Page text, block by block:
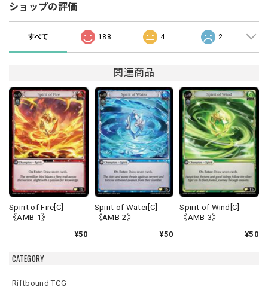
CATEGORY
Riftbound TCG
ショップの評価
すべて 188 4 2
関連商品
Spirit of Fire[C]
《AMB-1》
¥50
Spirit of Water[C]
《AMB-2》
¥50
Spirit of Wind[C]
《AMB-3》
¥50